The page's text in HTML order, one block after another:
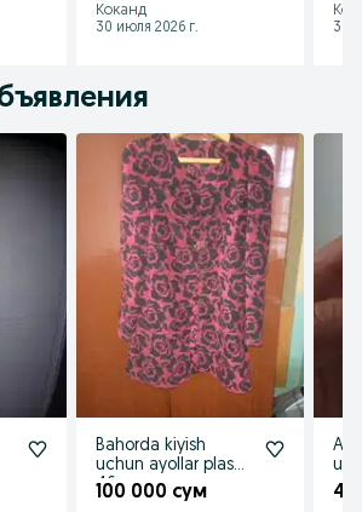
Коканд
30 июля 2026 г.
30
Bahorda kiyish
uchun ayollar plashi.
46 razmer
100 000 сум 40